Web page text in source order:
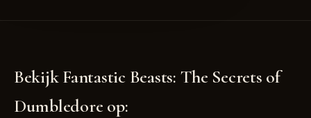
Bekijk Fantastic Beasts: The Secrets of
Dumbledore op: